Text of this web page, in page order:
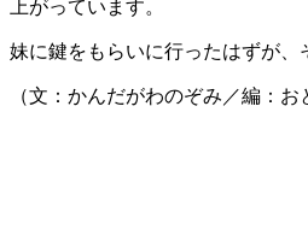
上がっています。
妹に鍵をもらいに行ったはずが、
（文：かんだがわのぞみ／編：